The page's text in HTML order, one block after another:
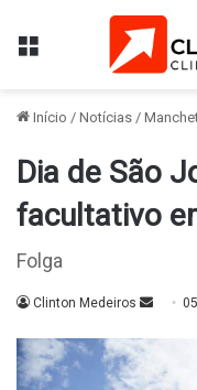
Menu
Início / Notícias /
Dia de São
facultativo
Folga
Clinton Medeiros
Mande
mail